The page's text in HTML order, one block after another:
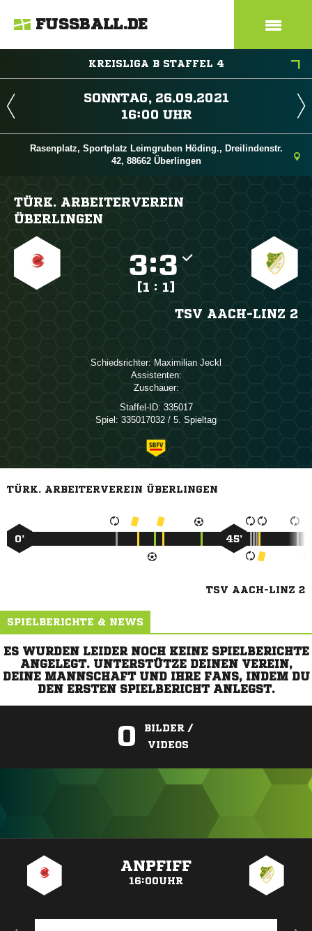
FUSSBALL.DE
KREISLIGA B STAFFEL 4
 
 
Rasenplatz, Sportplatz Leimgruben Höding., Dreilindenstr.
42, 88662 Überlingen
TÜRK. ARBEITERVEREIN
ÜBERLINGEN
:
[1 : 1]
TSV AACH-LINZ 2
Schiedsrichter:  
Assistenten:
Zuschauer:
Staffel-ID: 335017
Spiel: 335017032 / 5. Spieltag
TÜRK. ARBEITERVEREIN ÜBERLINGEN
0’ 45’
TSV AACH-LINZ 2
SPIELBERICHTE & NEWS
ES WURDEN LEIDER NOCH KEINE SPIELBERICHTE
ANGELEGT. UNTERSTÜTZE DEINEN VEREIN,
DEINE MANNSCHAFT UND IHRE FANS, INDEM DU
DEN ERSTEN SPIELBERICHT ANLEGST.
0
BILDER /
VIDEOS
ANPFIFF
16:00UHR